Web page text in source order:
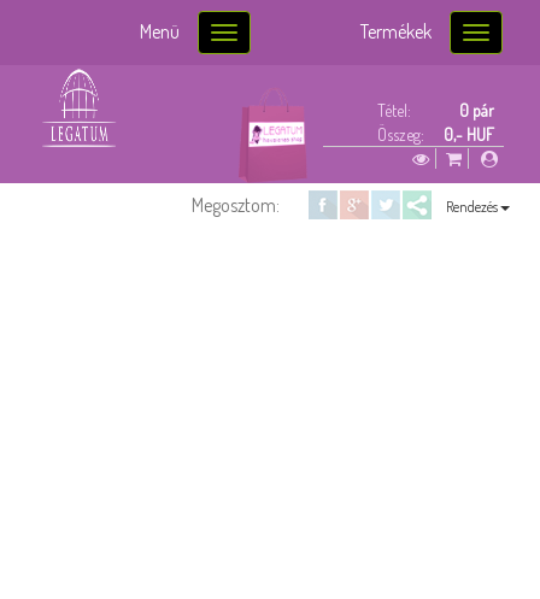
Toggle
navigation
Menü
Toggle
navigation
Termékek
Tétel:
0 pár
Összeg:
0,- HUF
Megosztom: Rendezés